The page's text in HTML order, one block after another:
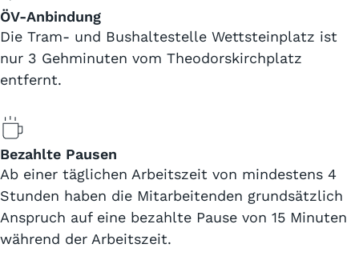
ÖV-Anbindung
Die Tram- und Bushaltestelle Wettsteinplatz ist
nur 3 Gehminuten vom Theodorskirchplatz
entfernt.
Bezahlte Pausen
Ab einer täglichen Arbeitszeit von mindestens 4
Stunden haben die Mitarbeitenden grundsätzlich
Anspruch auf eine bezahlte Pause von 15 Minuten
während der Arbeitszeit.